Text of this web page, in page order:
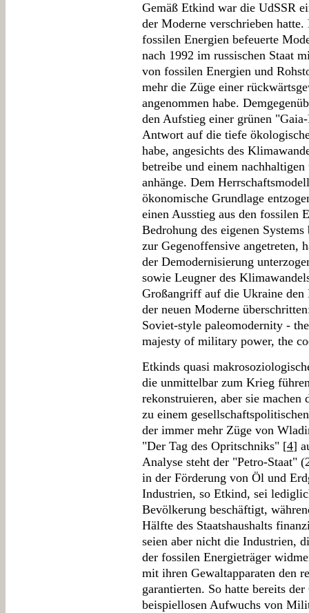
Gemäß Etkind war die UdSSR
der Moderne verschrieben
fossilen Energien befeuerte
nach 1992 im russischen Staat
von fossilen Energien und
mehr die Züge einer
angenommen habe.
den Aufstieg einer grünen
Antwort auf die tiefe
habe, angesichts des
betreibe und einem
anhänge. Dem
ökonomische Grundlage
einen Ausstieg aus den fossilen
Bedrohung des eigenen
zur Gegenoffensive angetreten,
der Demodernisierung
sowie Leugner des
Großangriff auf die Ukraine
der neuen Moderne
Soviet-style paleomodernity -
majesty of military power, the
Etkinds quasi
die unmittelbar zum Krieg
rekonstruieren, aber sie
zu einem
der immer mehr Züge von
"Der Tag des Opritschniks" [4]
Analyse steht der "Petro-Staat"
in der Förderung von Öl und
Industrien, so Etkind, sei
Bevölkerung beschäftigt,
Hälfte des Staatshaushalts
seien aber nicht die Industrien,
der fossilen Energieträger
mit ihren Gewaltapparaten den
garantierten. So hatte bereits
beispiellosen Aufwuchs von